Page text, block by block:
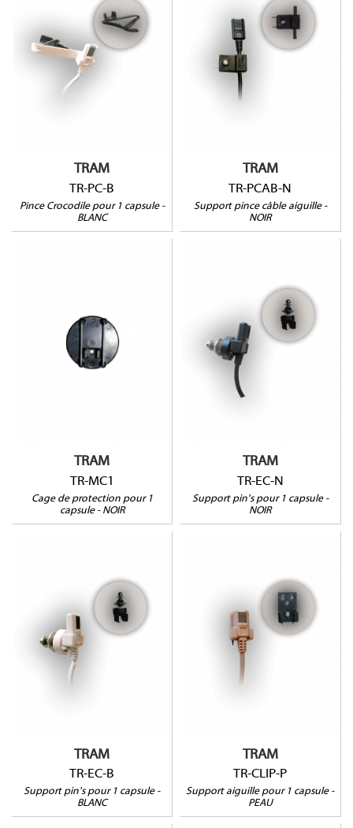
TRAM
TR-PC-B
Pince Crocodile pour 1 capsule -
BLANC
TR-PC-B
TRAM
TR-PCAB-N
Support pince câble aiguille -
NOIR
TR-PCAB-N
TRAM
TR-MC1
Cage de protection pour 1
capsule - NOIR
TR-MC1
TRAM
TR-EC-N
Support pin's pour 1 capsule -
NOIR
TR-EC-N
TRAM
TR-EC-B
Support pin's pour 1 capsule -
BLANC
TR-EC-B
TRAM
TR-CLIP-P
Support aiguille pour 1 capsule -
PEAU
TR-CLIP-P